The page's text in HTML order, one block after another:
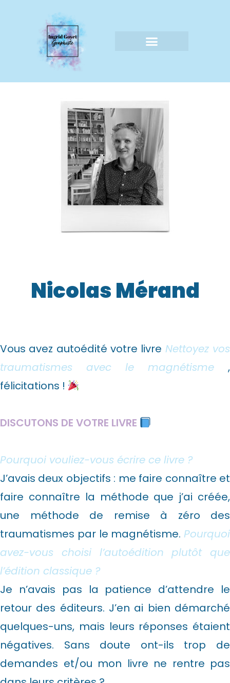
Nicolas Mérand
Vous avez autoédité votre livre Nettoyez vos
traumatismes avec le magnétisme
,
félicitations !
DISCUTONS DE VOTRE LIVRE
Pourquoi vouliez-vous écrire ce livre ?
J’avais deux objectifs : me faire connaître et
faire connaître la méthode que j’ai créée,
une méthode de remise à zéro des
traumatismes par le magnétisme. Pourquoi
avez-vous choisi l’autoédition plutôt que
l’édition classique ?
Je n’avais pas la patience d’attendre le
retour des éditeurs. J’en ai bien démarché
quelques-uns, mais leurs réponses étaient
négatives. Sans doute ont-ils trop de
demandes et/ou mon livre ne rentre pas